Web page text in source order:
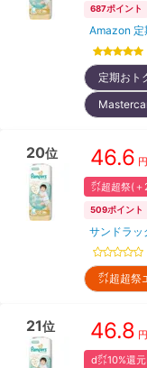
687ポイント
Amazon 定
定期お
20位 46.6
㌽超超祭(＋
509ポイント
サンドラッ
㌽超超
21位 46.8
d㌽10%還